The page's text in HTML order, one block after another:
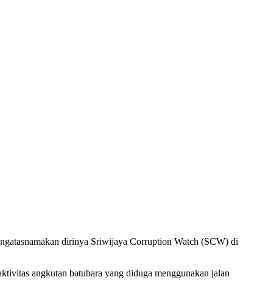
dirinya Sriwijaya Corruption Watch (SCW) di
angkutan batubara yang diduga menggunakan jalan